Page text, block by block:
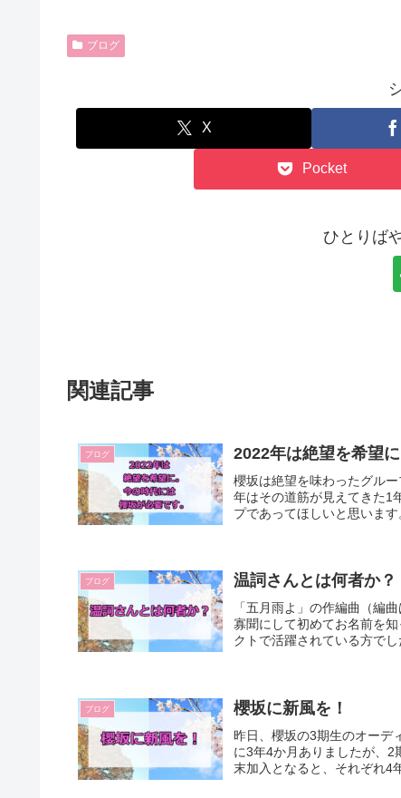
ブログ
X
Pocket
ひとりば
関連記事
ブログ 2022年は絶望を希望
櫻坂は絶望を味わったグル
年はその道筋が見えてきた1
プであってほしいと思いま
ブログ 温詞さんとは何者か？
「五月雨よ」の作編曲（編
寡聞にして初めてお名前を
クトで活躍されている方で
ブログ 櫻坂に新風を！
昨日、櫻坂の3期生のオーデ
に3年4か月ありましたが、
末加入となると、それぞれ4